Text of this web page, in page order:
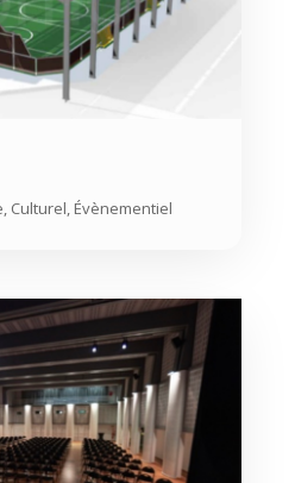
Culturel, Évènementiel